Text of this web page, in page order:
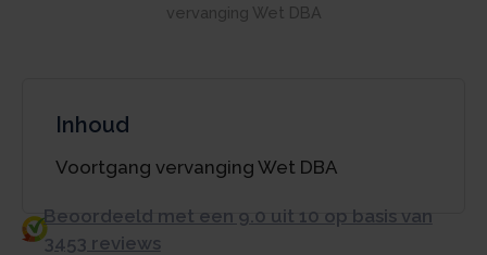
vervanging Wet DBA
Inhoud
Voortgang vervanging Wet DBA
Beoordeeld met een 9.0 uit 10 op basis van
3453 reviews